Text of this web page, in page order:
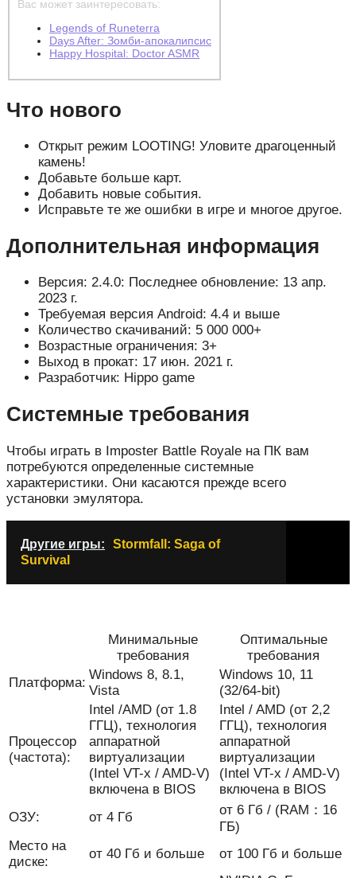
Вас может заинтересовать:
Legends of Runeterra
Days After: Зомби-апокалипсис
Happy Hospital: Doctor ASMR
Что нового
Открыт режим LOOTING! Уловите драгоценный
камень!
Добавьте больше карт.
Добавить новые события.
Исправьте те же ошибки в игре и многое другое.
Дополнительная информация
Версия: 2.4.0: Последнее обновление: 13 апр.
2023 г.
Требуемая версия Android: 4.4 и выше
Количество скачиваний: 5 000 000+
Возрастные ограничения: 3+
Выход в прокат: 17 июн. 2021 г.
Разработчик: Hippo game
Системные требования
Чтобы играть в Imposter Battle Royale на ПК вам
потребуются определенные системные
характеристики. Они касаются прежде всего
установки эмулятора.
Другие игры:
Stormfall: Saga of
Survival
Минимальные
требования
Оптимальные
требования
Платформа:
Windows 8, 8.1,
Vista
Windows 10, 11
(32/64-bit)
Процессор
(частота):
Intel /AMD (от 1.8
ГГЦ), технология
аппаратной
виртуализации
(Intel VT-x / AMD-V)
включена в BIOS
Intel / AMD (от 2,2
ГГЦ), технология
аппаратной
виртуализации
(Intel VT-x / AMD-V)
включена в BIOS
ОЗУ:
от 4 Гб
от 6 Гб / (RAM：16
ГБ)
Место на
диске:
от 40 Гб и больше
от 100 Гб и больше